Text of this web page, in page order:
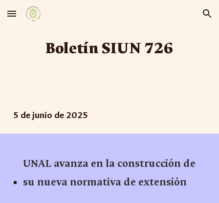
Skip to main content Skip to navigation
Boletín SIUN 726
5 de junio de 2025
UNAL avanza en la construcción de
su nueva normativa de extensión